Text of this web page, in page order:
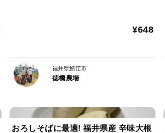
¥648
福井県鯖江市
徳橋農場
おろしそばに最適! 福井県産 辛味大根